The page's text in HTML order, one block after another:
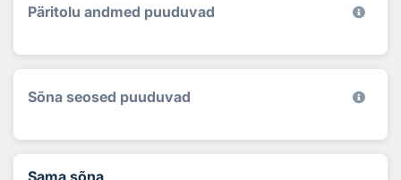
Päritolu andmed puuduvad
Sõna seosed puuduvad
Sama sõna